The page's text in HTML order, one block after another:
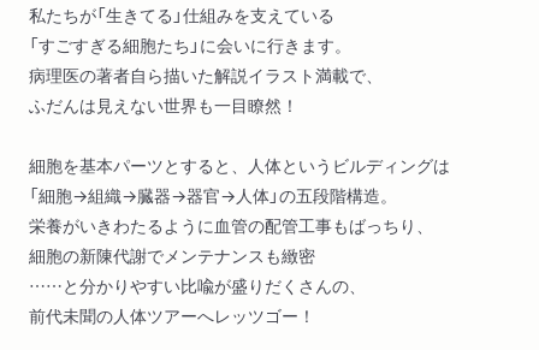
私たちが「生きてる」仕組みを支えている
「すごすぎる細胞たち」に会いに行きます。
病理医の著者自ら描いた解説イラスト満載で、
ふだんは見えない世界も一目瞭然！
細胞を基本パーツとすると、人体というビルディングは
「細胞→組織→臓器→器官→人体」の五段階構造。
栄養がいきわたるように血管の配管工事もばっちり、
細胞の新陳代謝でメンテナンスも緻密
……と分かりやすい比喩が盛りだくさんの、
前代未聞の人体ツアーへレッツゴー！